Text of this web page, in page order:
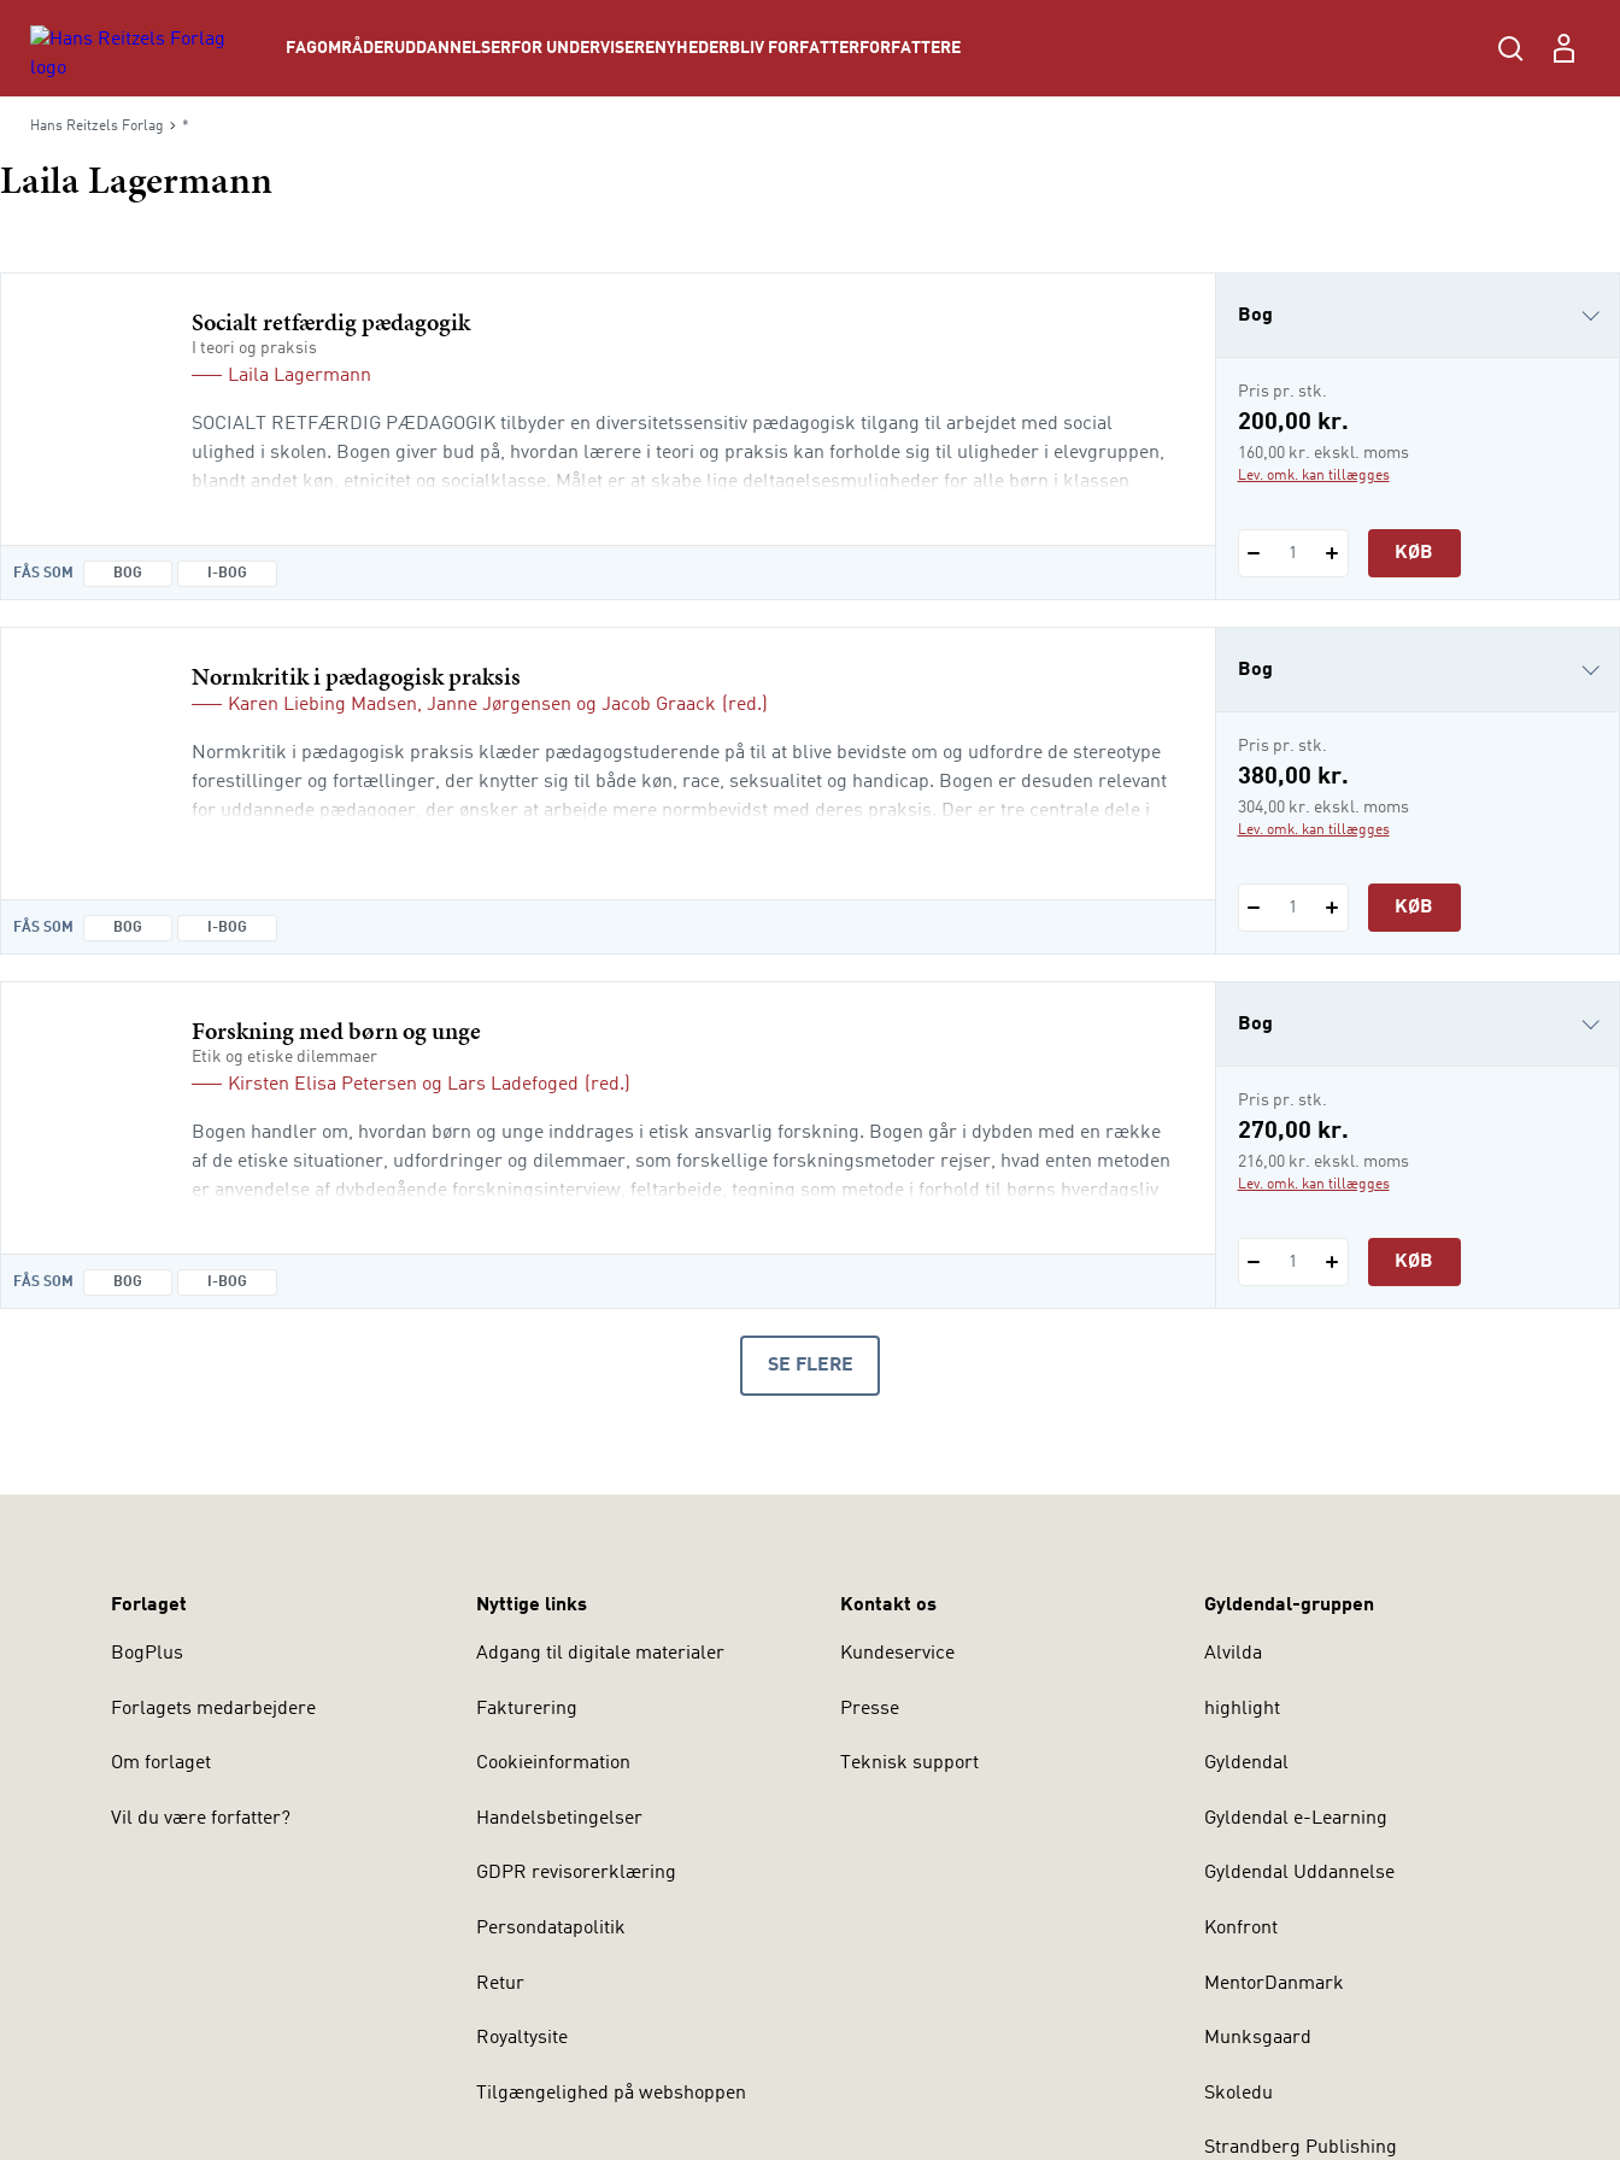
FAGOMRÅDERUDDANNELSER FOR UNDERVISERE NYHEDER BLIV FORFATTER FORFATTERE
Hans Reitzels Forlag *
Laila Lagermann
Socialt retfærdig pædagogik
I teori og praksis
Laila Lagermann
SOCIALT RETFÆRDIG PÆDAGOGIK tilbyder en diversitetssensitiv pædagogisk tilgang til arbejdet med social
ulighed i skolen. Bogen giver bud på, hvordan lærere i teori og praksis kan forholde sig til uligheder i elevgruppen,
blandt andet køn, etnicitet og socialklasse. Målet er at skabe lige deltagelsesmuligheder for alle børn i klassen
FÅS SOM BOG I-BOG
Bog
i-bog
Pris pr. stk.
200,00 kr.
160,00 kr. ekskl. moms
Lev. omk. kan tillægges
1 KØB
Normkritik i pædagogisk praksis
Karen Liebing Madsen, Janne Jørgensen og Jacob Graack (red.)
Normkritik i pædagogisk praksis klæder pædagogstuderende på til at blive bevidste om og udfordre de stereotype
forestillinger og fortællinger, der knytter sig til både køn, race, seksualitet og handicap. Bogen er desuden relevant
for uddannede pædagoger, der ønsker at arbejde mere normbevidst med deres praksis. Der er tre centrale dele i
FÅS SOM BOG I-BOG
Bog
i-bog
Pris pr. stk.
380,00 kr.
304,00 kr. ekskl. moms
Lev. omk. kan tillægges
1 KØB
Forskning med børn og unge
Etik og etiske dilemmaer
Kirsten Elisa Petersen og Lars Ladefoged (red.)
Bogen handler om, hvordan børn og unge inddrages i etisk ansvarlig forskning. Bogen går i dybden med en række
af de etiske situationer, udfordringer og dilemmaer, som forskellige forskningsmetoder rejser, hvad enten metoden
er anvendelse af dybdegående forskningsinterview, feltarbejde, tegning som metode i forhold til børns hverdagsliv
FÅS SOM BOG I-BOG
Bog
i-bog
Pris pr. stk.
270,00 kr.
216,00 kr. ekskl. moms
Lev. omk. kan tillægges
1 KØB
SE FLERE
Forlaget
BogPlus
Forlagets medarbejdere
Om forlaget
Vil du være forfatter?
Nyttige links
Adgang til digitale materialer
Fakturering
Cookieinformation
Handelsbetingelser
GDPR revisorerklæring
Persondatapolitik
Retur
Royaltysite
Tilgængelighed på webshoppen
Kontakt os
Kundeservice
Presse
Teknisk support
Gyldendal-gruppen
Alvilda
highlight
Gyldendal
Gyldendal e-Learning
Gyldendal Uddannelse
Konfront
MentorDanmark
Munksgaard
Skoledu
Strandberg Publishing